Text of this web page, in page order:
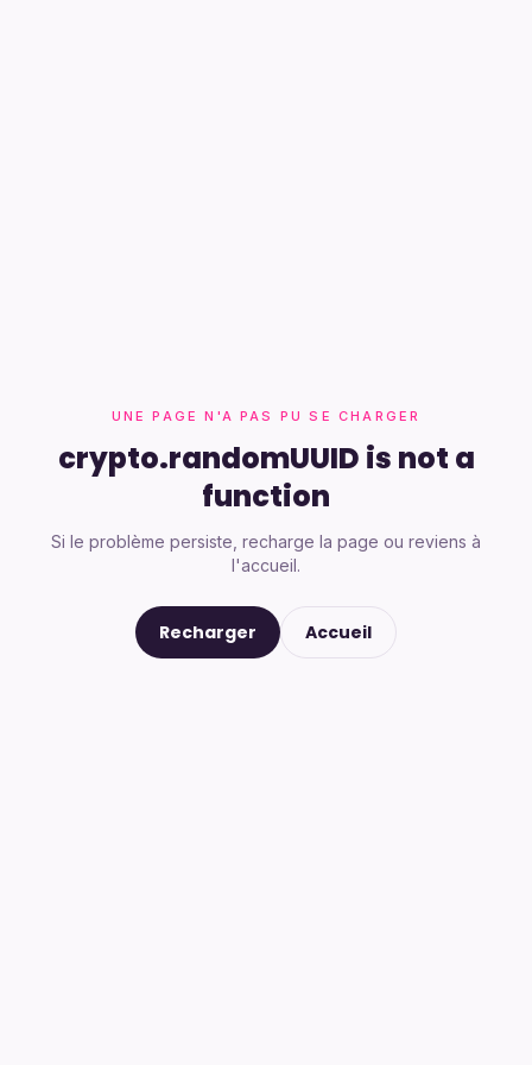
UNE PAGE N'A PAS PU SE CHARGER
crypto.randomUUID is not a
function
Si le problème persiste, recharge la page ou reviens à
l'accueil.
Recharger Accueil